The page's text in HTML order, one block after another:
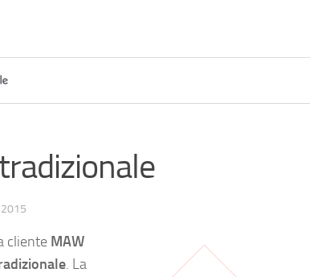
2015
cliente MAW
. La